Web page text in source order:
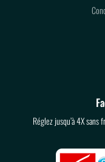
Réglez jusqu’à 4X